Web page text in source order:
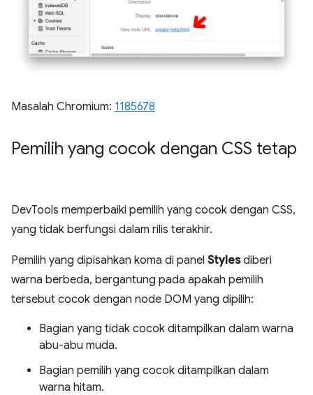
Masalah Chromium: 1185678
Pemilih yang cocok dengan CSS tetap
DevTools memperbaiki pemilih yang cocok dengan CSS,
yang tidak berfungsi dalam rilis terakhir.
Pemilih yang dipisahkan koma di panel Stylesdiberi
warna berbeda, bergantung pada apakah pemilih
tersebut cocok dengan node DOM yang dipilih:
Bagian yang tidak cocok ditampilkan dalam warna
abu-abu muda.
Bagian pemilih yang cocok ditampilkan dalam
warna hitam.